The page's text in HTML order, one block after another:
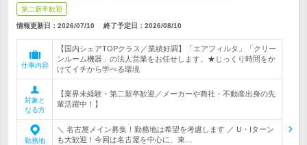
第二新卒歓迎
情報更新日：2026/07/10 終了予定日： 2026/08/10
仕事内容
【国内シェアTOPクラス／業績好調】「エアフィルタ」「クリー
ンルーム機器」の法人営業をお任せします。★じっくり時間をか
けてイチから学べる環境
対象と
なる方
【業界未経験・第二新卒歓迎／メーカーや商社・不動産出身の先
輩活躍中！】
勤務地
＼ 名古屋メイン募集！勤務地は希望を考慮します ／ U・Iターン
も大歓迎！今回は名古屋を中心に、東…